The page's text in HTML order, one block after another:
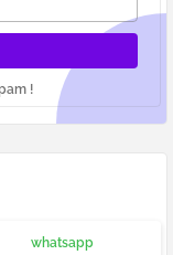
!
whatsapp